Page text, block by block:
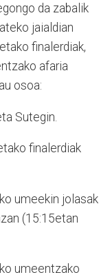
da zabalik
jaialdian
finalerdiak,
afaria
osoa:
Sutegin.
finalerdiak
umeekin jolasak
(15:15etan
umeentzako